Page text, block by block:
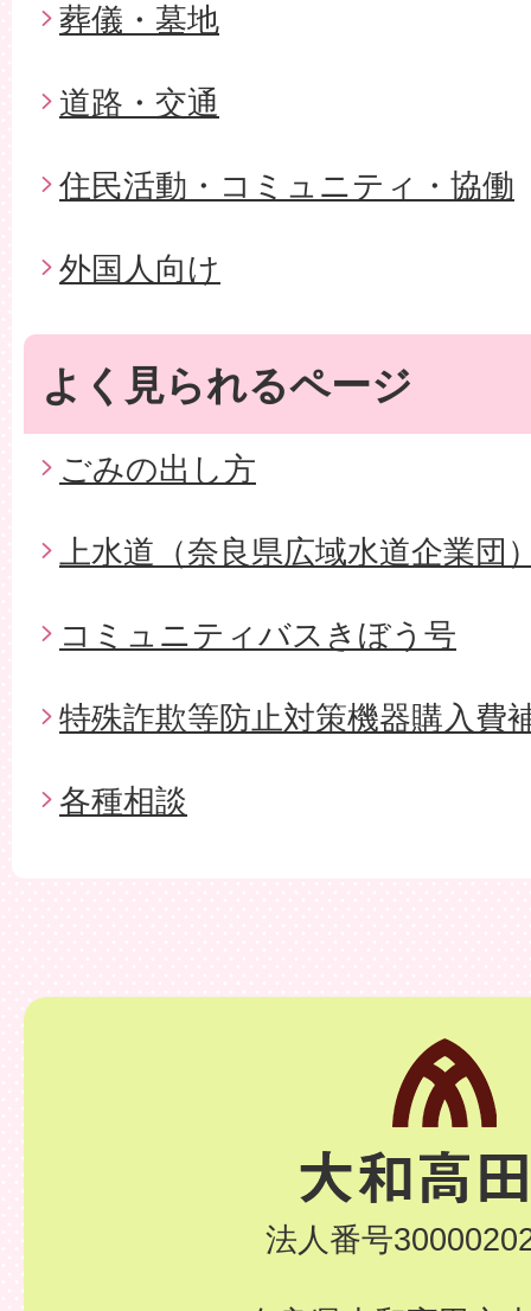
葬儀・墓地
道路・交通
住民活動・コミュニティ・協働
外国人向け
よく見られるページ
ごみの出し方
上水道（奈良県広域水道企業団
コミュニティバスきぼう号
特殊詐欺等防止対策機器購入費
各種相談
法人番号